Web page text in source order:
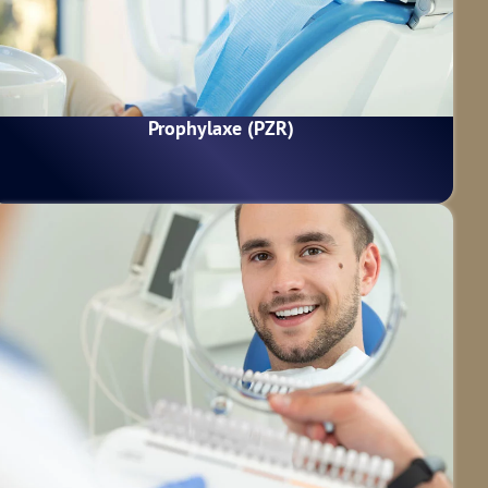
Prophylaxe (PZR)